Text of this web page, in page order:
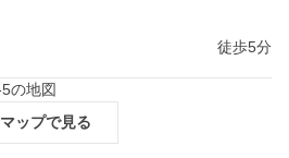
徒歩5分
マップで見る